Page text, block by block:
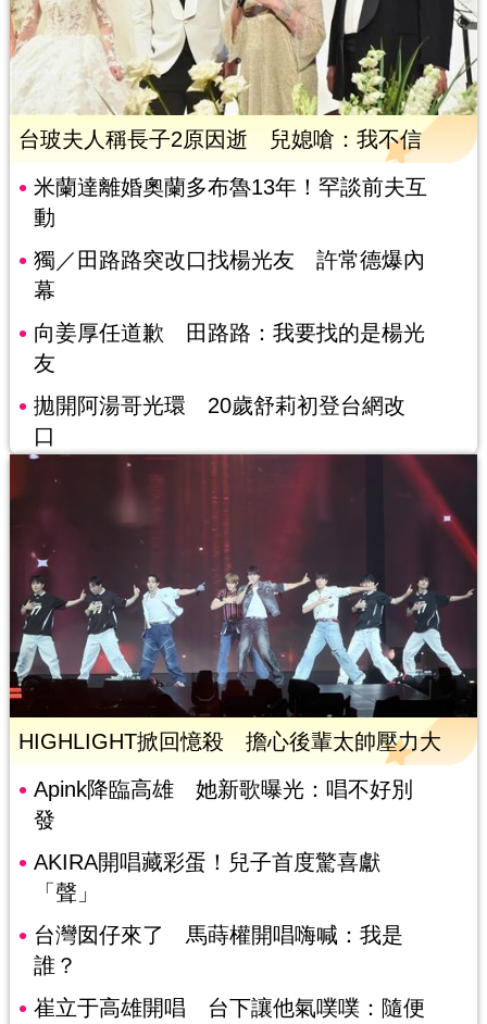
台玻夫人稱長子2原因逝 兒媳嗆：我不信
米蘭達離婚奧蘭多布魯13年！罕談前夫互
動
獨／田路路突改口找楊光友 許常德爆內
幕
向姜厚任道歉 田路路：我要找的是楊光
友
拋開阿湯哥光環 20歲舒莉初登台網改
口
HIGHLIGHT掀回憶殺 擔心後輩太帥壓力大
Apink降臨高雄 她新歌曝光：唱不好別
發
AKIRA開唱藏彩蛋！兒子首度驚喜獻
「聲」
台灣囡仔來了 馬蒔權開唱嗨喊：我是
誰？
崔立于高雄開唱 台下讓他氣噗噗：隨便